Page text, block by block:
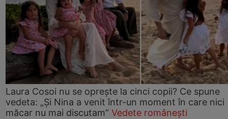
Laura Cosoi nu se oprește la cinci copii? Ce spune
vedeta: „Și Nina a venit într-un moment în care nici
măcar nu mai discutam” Vedete românești